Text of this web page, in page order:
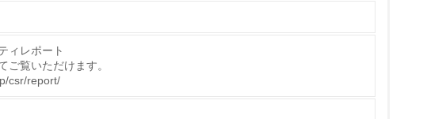
物質
ィレポート
ご覧いただけます。
csr/report/